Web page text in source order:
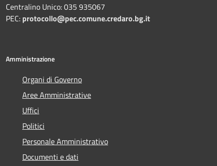
Centralino Unico: 035 935067
PEC: protocollo@pec.comune.credaro.bg.it
Amministrazione
Organi di Governo
Aree Amministrative
Uffici
Politici
Personale Amministrativo
Documenti e dati